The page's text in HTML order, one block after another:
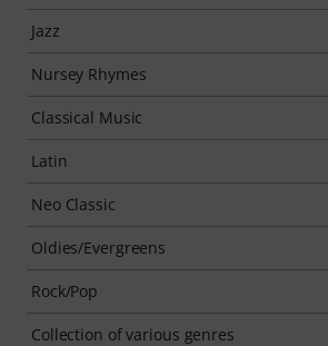
Jazz
Nursey Rhymes
Classical Music
Latin
Neo Classic
Oldies/Evergreens
Rock/Pop
Collection of various genres